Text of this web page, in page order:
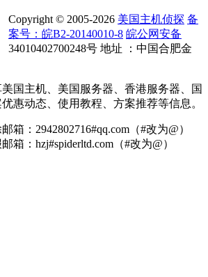
Copyright © 2005-2026 美国主机侦探 备
案号：皖B2-20140010-8 皖公网安备
34010402700248号 地址 ：中国合肥金
国主机、美国服务器、香港服务器、国
惠动态、使用教程、方案推荐等信息。
箱：2942802716#qq.com（#改为@）
箱：hzj#spiderltd.com（#改为@）